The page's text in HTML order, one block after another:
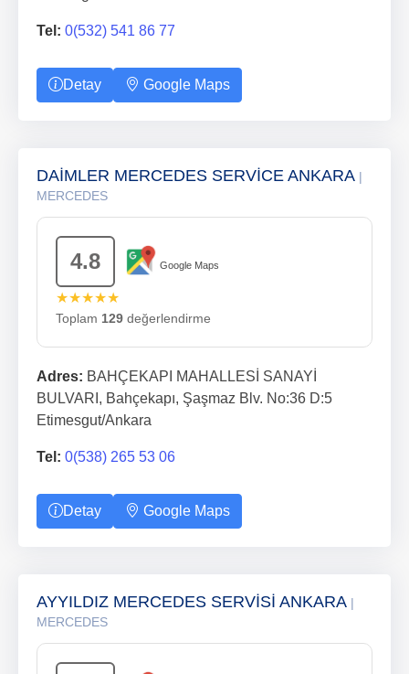
Tel: 0(532) 541 86 77
Detay Google Maps
DAİMLER MERCEDES SERVİCE ANKARA |
MERCEDES
4.8 Google Maps
★★★★★
Toplam 129 değerlendirme
Adres: BAHÇEKAPI MAHALLESİ SANAYİ
BULVARI, Bahçekapı, Şaşmaz Blv. No:36 D:5
Etimesgut/Ankara
Tel: 0(538) 265 53 06
Detay Google Maps
AYYILDIZ MERCEDES SERVİSİ ANKARA |
MERCEDES